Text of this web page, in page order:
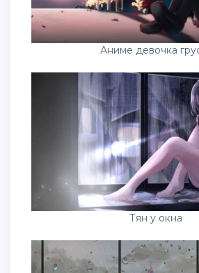
Аниме девочка
Тян у окна